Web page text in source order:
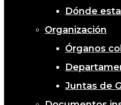
Dónde
Organización
Órganos
Juntas de